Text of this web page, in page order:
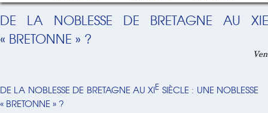
DE LA NOBLESSE DE BRETAGNE AU
« BRETONNE » ?
DE LA NOBLESSE DE BRETAGNE AU XIE SIÈCLE : UNE NOBLESSE
« BRETONNE » ?